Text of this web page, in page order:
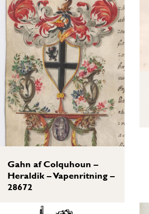
Gahn af Colquhoun –
Heraldik – Vapenritning –
28672